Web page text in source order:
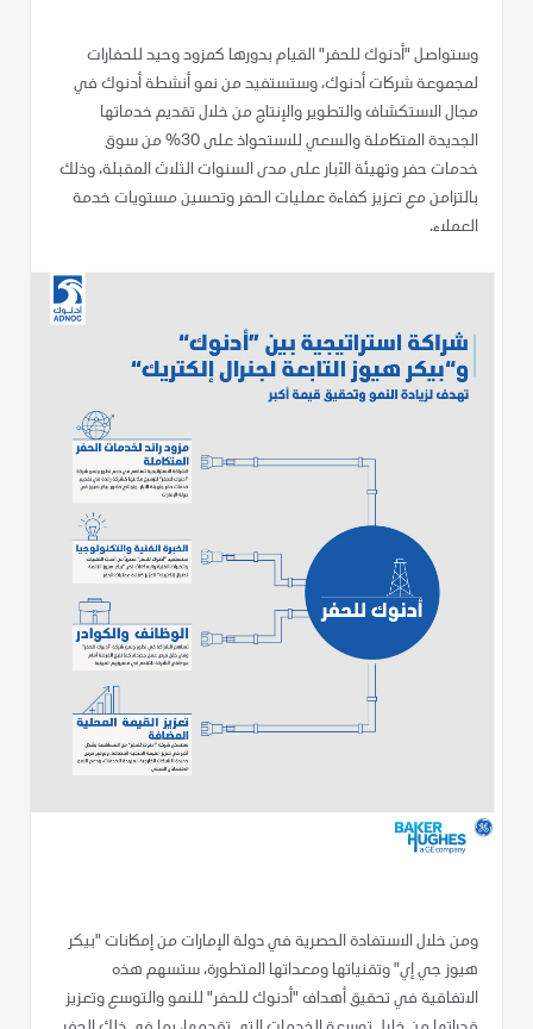
وستواصل "أدنوك للحفر" القيام بدورها كمزود وحيد للحفارات
لمجموعة شركات أدنوك، وستستفيد من نمو أنشطة أدنوك في
مجال الاستكشاف والتطوير والإنتاج من خلال تقديم خدماتها
الجديدة المتكاملة والسعي للاستحواذ على 30% من سوق
خدمات حفر وتهيئة الآبار على مدى السنوات الثلاث المقبلة، وذلك
بالتزامن مع تعزيز كفاءة عمليات الحفر وتحسين مستويات خدمة
العملاء.
ومن خلال الاستفادة الحصرية في دولة الإمارات من إمكانات "بيكر
هيوز جي إي" وتقنياتها ومعداتها المتطورة، ستسهم هذه
الاتفاقية في تحقيق أهداف "أدنوك للحفر" للنمو والتوسع وتعزيز